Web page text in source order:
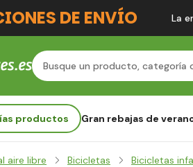
DE ENVÍO La
productos Gran rebajas de
aire libre Bicicletas Bicicletas